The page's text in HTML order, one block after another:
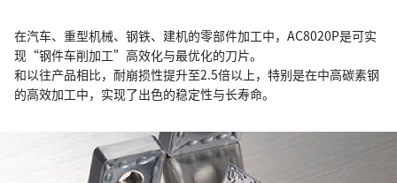
在汽车、重型机械、钢铁、建机的零部件加工中，AC8020P是可实
现“钢件车削加工”高效化与最优化的刀片。
和以往产品相比，耐崩损性提升至2.5倍以上，特别是在中高碳素钢
的高效加工中，实现了出色的稳定性与长寿命。